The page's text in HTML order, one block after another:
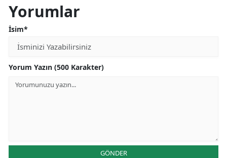
Yorumlar
İsim*
Yorum Yazın (500 Karakter)
GÖNDER